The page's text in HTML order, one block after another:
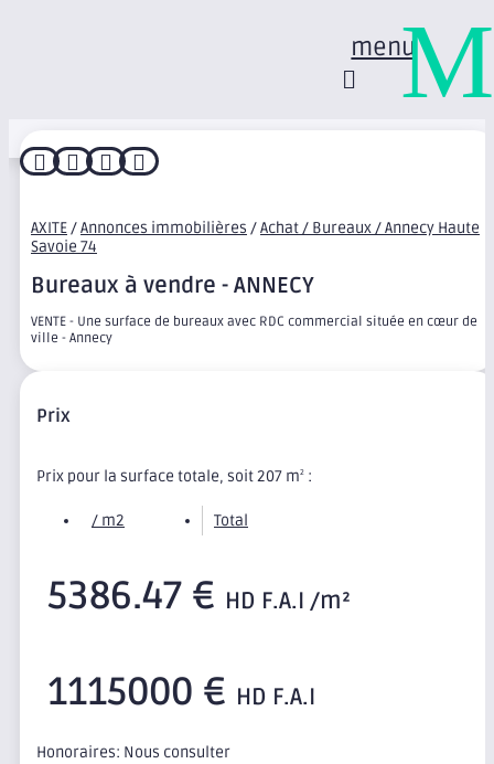
menu
   
AXITE/Annonces immobilières /Achat / Bureaux / Annecy Haute
Savoie 74
Bureaux à vendre - ANNECY
VENTE - Une surface de bureaux avec RDC commercial située en cœur de
ville - Annecy
Prix
Prix pour la surface totale, soit 207 m2 :
/ m2 Total
5386.47 € HD F.A.I /m²
1115000 € HD F.A.I
Honoraires: Nous consulter
M